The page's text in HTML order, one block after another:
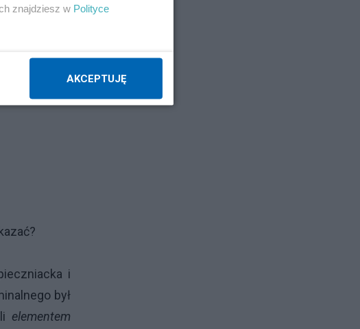
i
był
elementem
znajdziesz w Polityce
AKCEPTUJĘ